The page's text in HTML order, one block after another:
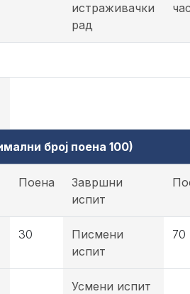
истраживачки
рад
број поена 100)
Поена
Завршни
испит
30
Писмени
испит
70
Усмени испит